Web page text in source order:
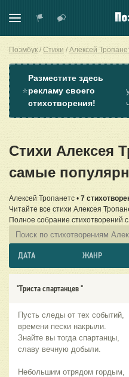
Поэмбук Стихи Алексей
⭐
Разместите здесь
рекламу своего
стихотворения!
Стихи Алексея
самые
Алексей Тропанетс • 7
Читайте все стихи Алексея
Полное собрание стихотворений
ДАТА ЖАНР
"Триста спартанцев "
Пусть следы от тех событий,
времени пески накрыли.
Знайте вы тогда спартанцы,
славу вечную добыли.
Небольшим отрядом гордым,